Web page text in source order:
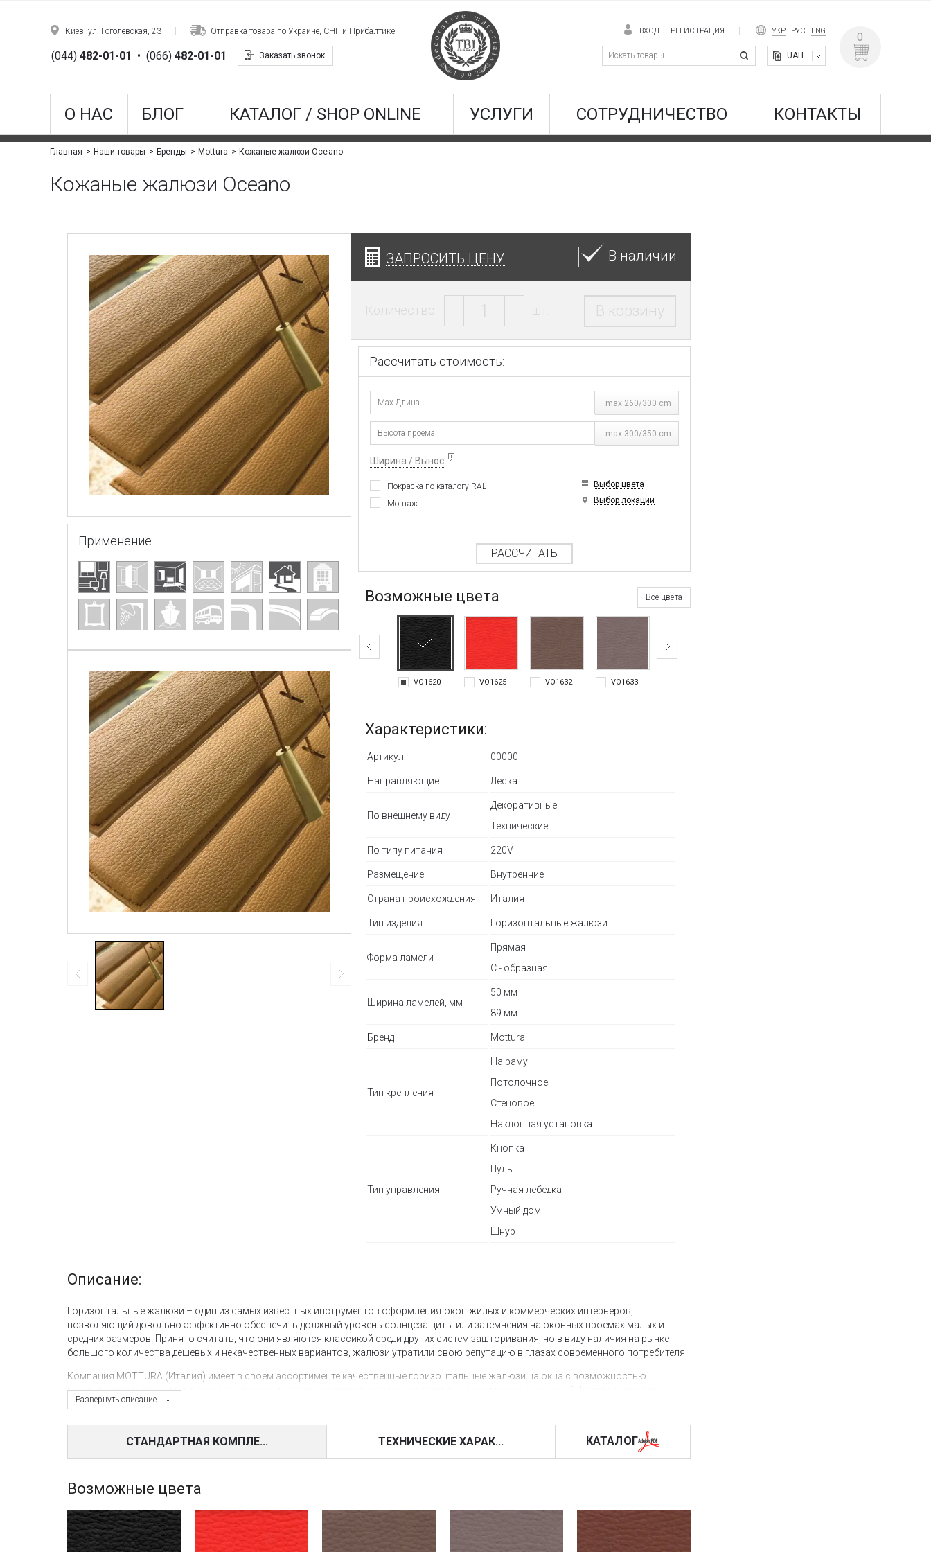
Киев, ул. Гоголевская, 23 Отправка товара по Украине, СНГ и Прибалтике
(044)482-01-01 • (066)482-01-01 Заказать звонок
ВХОД РЕГИСТРАЦИЯ УКР РУС ENG
UAH
0
О НАС БЛОГ КАТАЛОГ / SHOP ONLINE УСЛУГИ СОТРУДНИЧЕСТВО КОНТАКТЫ
Главная Наши товары Бренды Mottura Кожаные жалюзи Oceano
Кожаные жалюзи Oceano
Применение
ЗАПРОСИТЬ ЦЕНУ В наличии
Количество: шт. В корзину
Рассчитать стоимость:
max 260/300 cm
max 300/350 cm
Ширина / Вынос
Покраска по каталогу RAL
Монтаж
Выбор цвета
Выбор локации
РАССЧИТАТЬ
Возможные цвета Все цвета
VO1620 VO1625 VO1632 VO1633
Характеристики:
Артикул: 00000
Направляющие Леска
По внешнему виду
Декоративные
Технические
По типу питания 220V
Размещение Внутренние
Страна происхождения Италия
Тип изделия Горизонтальные жалюзи
Форма ламели
Прямая
С - образная
Ширина ламелей, мм
50 мм
89 мм
Бренд Mottura
Тип крепления
На раму
Потолочное
Стеновое
Наклонная установка
Тип управления
Кнопка
Пульт
Ручная лебедка
Умный дом
Шнур
Развернуть описание
Описание:
Горизонтальные жалюзи – один из самых известных инструментов оформления окон жилых и коммерческих интерьеров,
позволяющий довольно эффективно обеспечить должный уровень солнцезащиты или затемнения на оконных проемах малых и
средних размеров. Принято считать, что они являются классикой среди других систем зашторивания, но в виду наличия на рынке
большого количества дешевых и некачественных вариантов, жалюзи утратили свою репутацию в глазах современного потребителя.
Компания MOTTURA (Италия) имеет в своем ассортименте качественные горизонтальные жалюзи на окна с возможностью
механического и автоматического управления, а также возможностью зашторивать проемы нестандартной формы, включая
наклонные и арочные окна.
Для тех, кому нравятся жалюзи, но хочется более эксклюзивного решения – рекомендуем рассмотреть деревянные жалюзи VeniWood
или кожаные жалюзи Oceano от MOTTURA.
«умный дом»). Допустимая ширина изделия - 250 см, но общий вес ламелей не должен превышать 4,2 кг.
Горизонтальные жалюзи из кожи представлены ассортиментом из 16 различных цветовых вариаций, среди которых есть
традиционные и ультрасовременные оттенки.
СТАНДАРТНАЯ КОМПЛЕ... ТЕХНИЧЕСКИЕ ХАРАК... КАТАЛОГ
Возможные цвета